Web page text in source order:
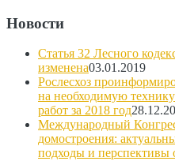
Новости
Статья 32 Лесного
изменена03.01.2019
Рослесхоз
на необходимую
работ за 2018 год
Международный
домостроения:
подходы и перспективы